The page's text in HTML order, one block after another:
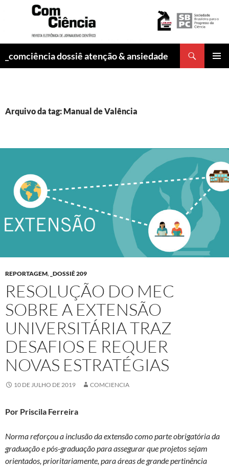
_comciência dossiê atenção & ansiedade
Arquivo da tag: Manual de Valência
REPORTAGEM, _DOSSIÊ 209
RESOLUÇÃO DO MEC
SOBRE A EXTENSÃO
UNIVERSITÁRIA TRAZ
DESAFIOS E REQUER
NOVAS ESTRATÉGIAS
10 DE JULHO DE 2019 COMCIENCIA
Por Priscila Ferreira
Norma reforçou a inclusão da extensão como parte obrigatória da
graduação e pós-graduação para assegurar que projetos sejam
orientados, prioritariamente, para áreas de grande pertinência